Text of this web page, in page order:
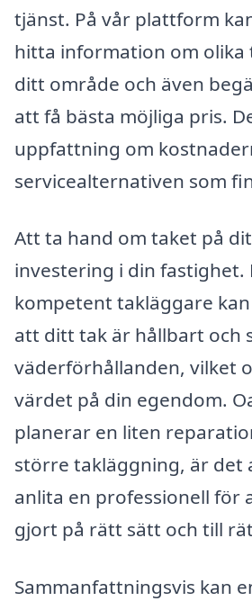
tjänst. På vår plattform
hitta information om olika
ditt område och även
att få bästa möjliga pris.
uppfattning om
servicealternativen som
Att ta hand om taket på
investering i din fastighet.
kompetent takläggare
att ditt tak är hållbart och
väderförhållanden, vilket
värdet på din egendom.
planerar en liten
större takläggning, är det
anlita en professionell för
gjort på rätt sätt och till
Sammanfattningsvis kan